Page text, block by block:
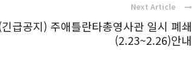
Next Article
급공지) 주애틀란타총영사관 일시 폐쇄
(2.23~2.26)안내